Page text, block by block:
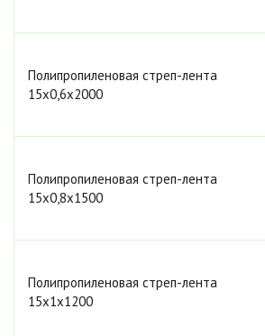
Полипропиленовая стреп-лента
15х0,6х2000
Полипропиленовая стреп-лента
15х0,8х1500
Полипропиленовая стреп-лента
15х1х1200